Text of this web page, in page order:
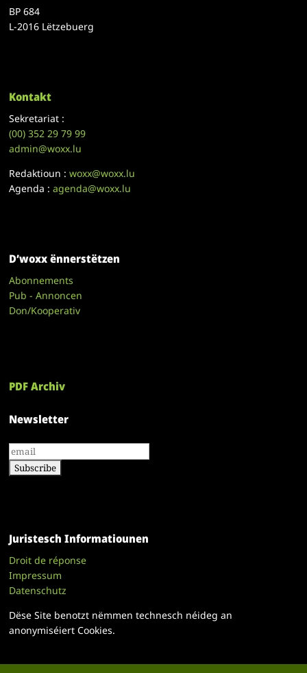
BP 684
L-2016 Lëtzebuerg
Kontakt
Sekretariat :
(00)352 29 79 99
admin@woxx.lu
Redaktioun :woxx@woxx.lu
Agenda :agenda@woxx.lu
D’woxx ënnerstëtzen
Abonnements
Pub - Annoncen
Don/Kooperativ
PDF Archiv
Newsletter
Juristesch Informatiounen
Droit de réponse
Impressum
Datenschutz
Dëse Site benotzt nëmmen technesch néideg an
anonymiséiert Cookies.